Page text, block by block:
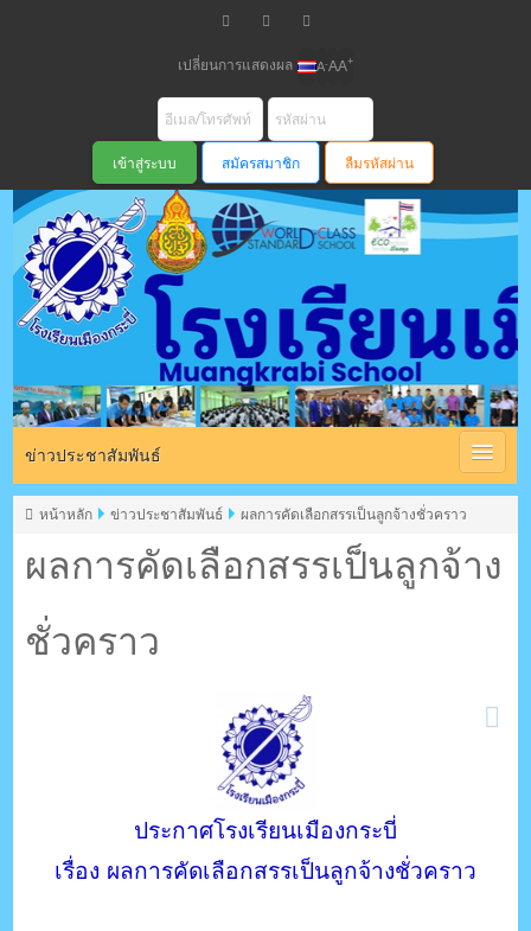
เปลี่ยนการแสดงผล A-AA+
สมัครสมาชิก ลืมรหัสผ่าน
โรงเรียนเมือง
กระบี่ สพม
ตรัง กระบี่
ระบบบริหารจัดการเว็บไซต์ (CMS) ด้วย Ajax โดยคนไทย
ข่าวประชาสัมพันธ์
ผลการคัดเลือกสรรเป็นลูกจ้าง
ชั่วคราว
หน้าหลัก ข่าวประชาสัมพันธ์ ผลการคัดเลือกสรรเป็นลูกจ้างชั่วคราว
ประกาศโรงเรียนเมืองกระบี่
เรื่อง ผลการคัดเลือกสรรเป็นลูกจ้างชั่วคราว